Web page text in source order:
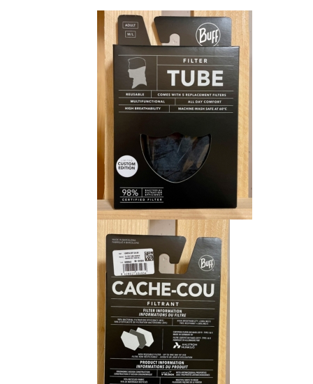
initial
était :
CHF 15.00.
actuel
est :
CHF 9.00.